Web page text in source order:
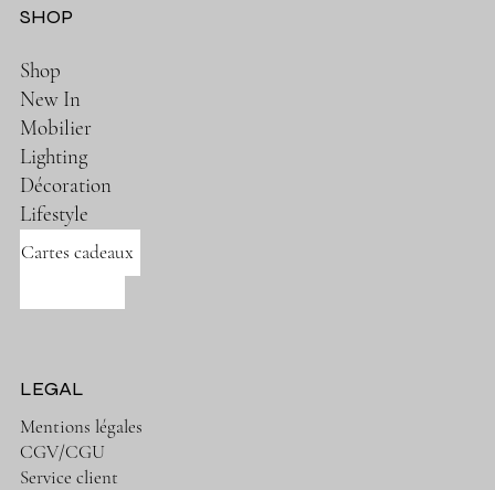
SHOP
Shop
New In
Mobilier
Lighting
Décoration
Lifestyle
Cartes cadeaux
LEGAL
Mentions légales
CGV/CGU
Service client